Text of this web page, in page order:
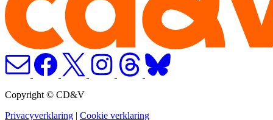
Copyright © CD&V
Privacyverklaring | Cookie verklaring